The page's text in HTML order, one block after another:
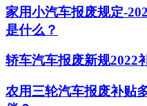
家用小汽车报废规定-
是什么？
轿车汽车报废新规2022
农用三轮汽车报废补贴